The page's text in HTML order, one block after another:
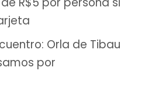
Orla de Tibau
por